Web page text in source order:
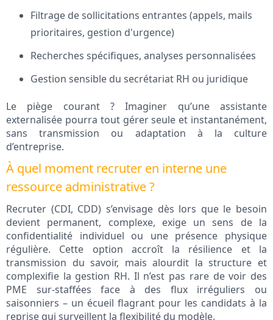
Filtrage de sollicitations entrantes (appels, mails
prioritaires, gestion d'urgence)
Recherches spécifiques, analyses personnalisées
Gestion sensible du secrétariat RH ou juridique
Le piège courant ? Imaginer qu’une assistante
externalisée pourra tout gérer seule et instantanément,
sans transmission ou adaptation à la culture
d’entreprise.
À quel moment recruter en interne une
ressource administrative ?
Recruter (CDI, CDD) s’envisage dès lors que le besoin
devient permanent, complexe, exige un sens de la
confidentialité individuel ou une présence physique
régulière. Cette option accroît la résilience et la
transmission du savoir, mais alourdit la structure et
complexifie la gestion RH. Il n’est pas rare de voir des
PME sur-staffées face à des flux irréguliers ou
saisonniers – un écueil flagrant pour les candidats à la
reprise qui surveillent la flexibilité du modèle.